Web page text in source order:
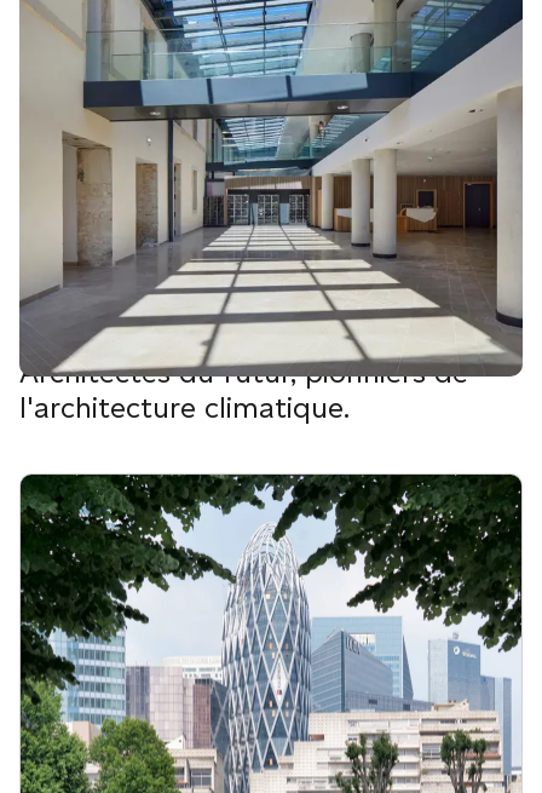
Architectes du futur, pionniers de
l'architecture climatique.